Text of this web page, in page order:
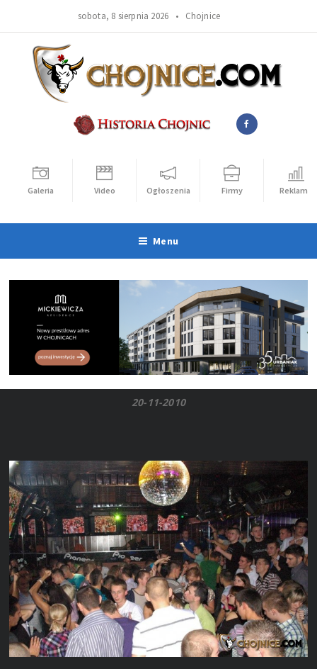
sobota, 8 sierpnia 2026 • Chojnice
Galeria Video Ogłoszenia Firmy Reklama
Menu
20-11-2010